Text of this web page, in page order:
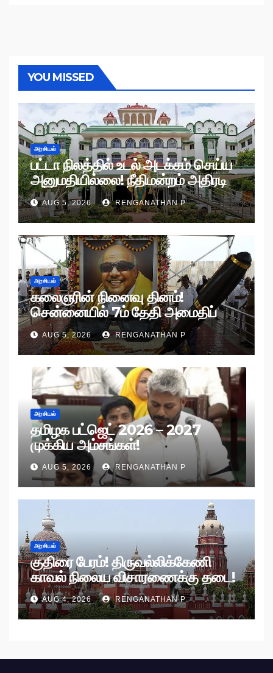
YOU MISSED
அரசியல்
பட்டா நிலத்தில் உடல் அடக்கம் செய்ய
அனுமதியில்லை! நீதிமன்றம் அதிரடி
உத்தரவு!
AUG 5, 2026 RENGANATHAN P
அரசியல்
கலைஞரின் நினைவு தினம்!
சென்னையில் 7ம் தேதி அமைதிப்
பேரணி!
AUG 5, 2026 RENGANATHAN P
அரசியல்
தமிழக பட்ஜெட் 2026 – 2027
முக்கிய அம்சங்கள்!
AUG 5, 2026 RENGANATHAN P
அரசியல்
குதிரை பேரம்! திருவல்லிக்கேணி
காவல் நிலைய விசாரணைக்கு தடை!
AUG 4, 2026 RENGANATHAN P